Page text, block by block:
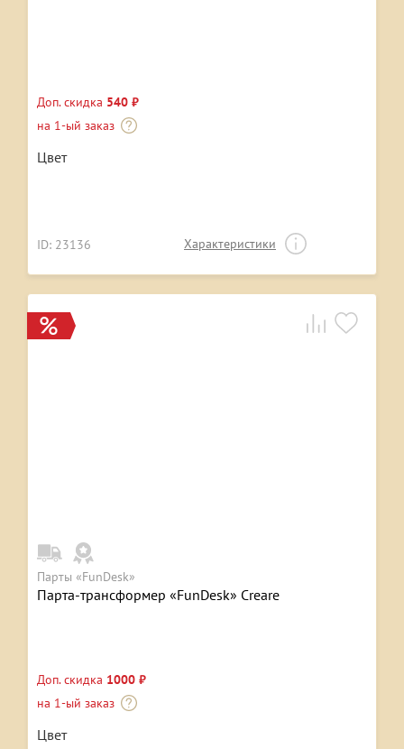
Доп. скидка 540 ₽
на 1-ый заказ
Цвет
ID: 23136 Характеристики
Парты «FunDesk»
Парта-трансформер «FunDesk» Creare
Доп. скидка 1000 ₽
на 1-ый заказ
Цвет